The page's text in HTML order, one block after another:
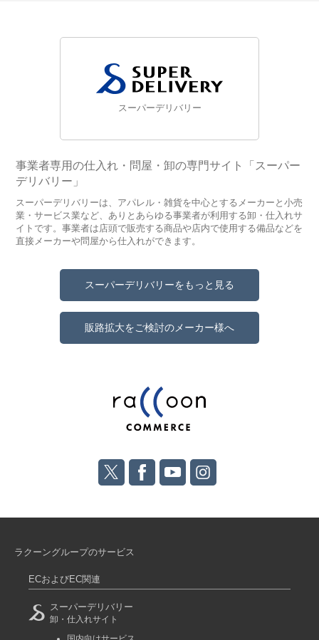
スーパーデリバリー
事業者専用の仕入れ・問屋・卸の専門サイト「スーパー
デリバリー」
スーパーデリバリーは、アパレル・雑貨を中心とするメーカーと小売
業・サービス業など、ありとあらゆる事業者が利用する卸・仕入れサ
イトです。事業者は店頭で販売する商品や店内で使用する備品などを
直接メーカーや問屋から仕入れができます。
スーパーデリバリーをもっと見る
販路拡大をご検討のメーカー様へ
ラクーングループのサービス
ECおよびEC関連
スーパーデリバリー
卸・仕入れサイト